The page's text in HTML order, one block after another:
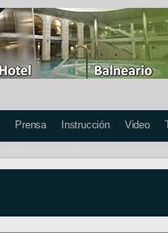
Prensa Instrucción Video